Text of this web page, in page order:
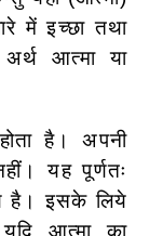
में इच्छा तथा
आत्मा या
है। अपनी
यह पूर्णतः
है। इसके लिये
आत्मा का